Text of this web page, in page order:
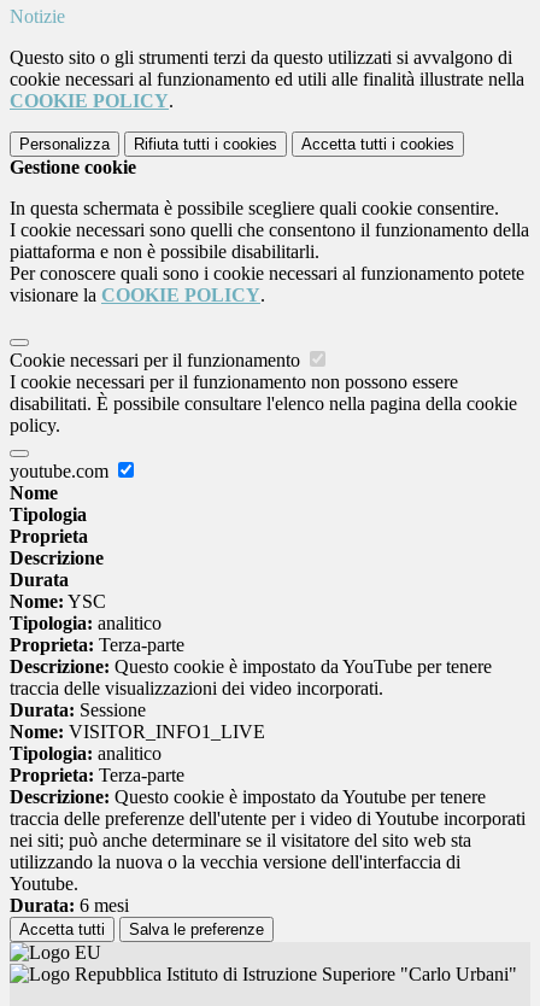
Notizie
Questo sito o gli strumenti terzi da questo utilizzati si avvalgono di
cookie necessari al funzionamento ed utili alle finalità illustrate nella
COOKIE POLICY.
Personalizza Rifiuta tutti i cookies Accetta tutti i cookies
Gestione cookie
In questa schermata è possibile scegliere quali cookie consentire.
I cookie necessari sono quelli che consentono il funzionamento della
piattaforma e non è possibile disabilitarli.
Per conoscere quali sono i cookie necessari al funzionamento potete
visionare la COOKIE POLICY.
Cookie necessari per il funzionamento
I cookie necessari per il funzionamento non possono essere
disabilitati. È possibile consultare l'elenco nella pagina della cookie
policy.
youtube.com
Nome
Tipologia
Proprieta
Descrizione
Durata
Nome: YSC
Tipologia: analitico
Proprieta: Terza-parte
Descrizione: Questo cookie è impostato da YouTube per tenere
traccia delle visualizzazioni dei video incorporati.
Durata: Sessione
Nome: VISITOR_INFO1_LIVE
Tipologia: analitico
Proprieta: Terza-parte
Descrizione: Questo cookie è impostato da Youtube per tenere
traccia delle preferenze dell'utente per i video di Youtube incorporati
nei siti; può anche determinare se il visitatore del sito web sta
utilizzando la nuova o la vecchia versione dell'interfaccia di
Youtube.
Durata: 6 mesi
Accetta tutti Salva le preferenze
Istituto di Istruzione Superiore "Carlo Urbani"